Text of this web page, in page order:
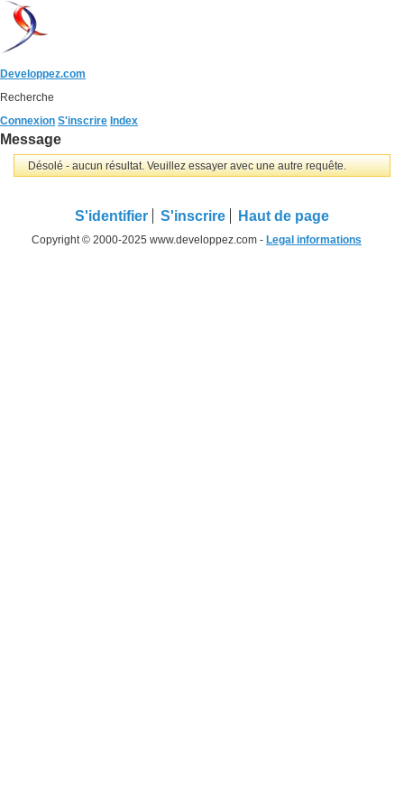
Developpez.com
Recherche
Connexion S'inscrire Index
Message
Désolé - aucun résultat. Veuillez essayer avec une autre requête.
S'identifier S'inscrire Haut de page
Copyright © 2000-2025 www.developpez.com - Legal informations